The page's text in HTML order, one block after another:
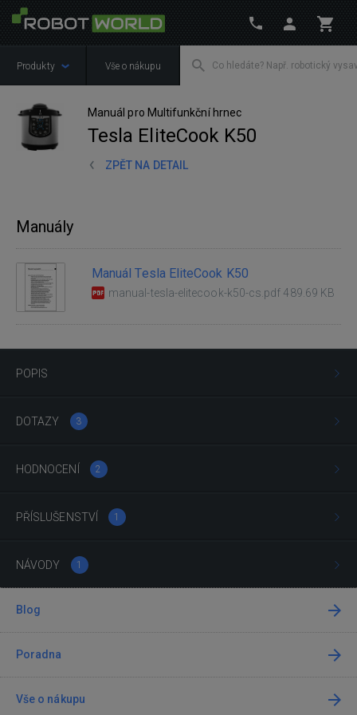
Produkty Vše o nákupu
Manuál pro Multifunkční hrnec
Tesla EliteCook K50
ZPĚT NA DETAIL
POPIS
DOTAZY 3
HODNOCENÍ 2
PŘÍSLUŠENSTVÍ 1
NÁVODY 1
Manuály
Manuál Tesla EliteCook K50
manual-tesla-elitecook-k50-cs.pdf 489.69 KB
Blog
Poradna
Vše o nákupu